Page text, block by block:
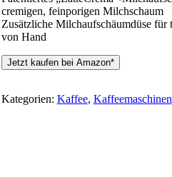
cremigen, feinporigen Milchschaum
Zusätzliche Milchaufschäumdüse für
von Hand
Jetzt kaufen bei Amazon*
Kategorien: Kaffee, Kaffeemaschinen